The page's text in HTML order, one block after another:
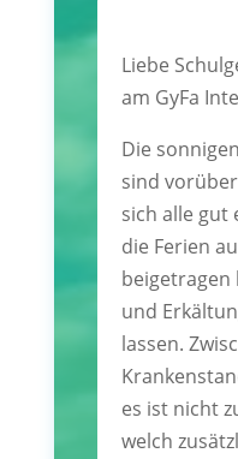
Liebe
am GyFa
Die
sind
sich alle gut
die Ferien
beigetragen
und
lassen.
es ist nicht
welch